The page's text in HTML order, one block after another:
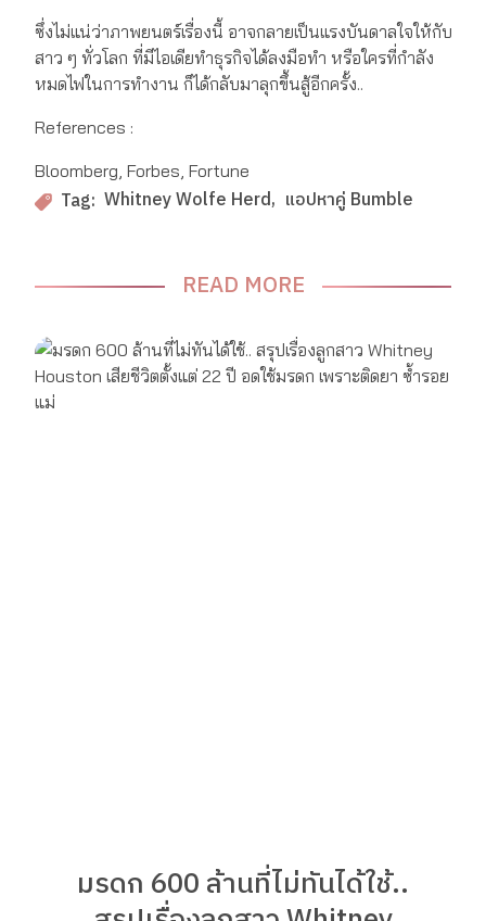
ซึ่งไม่แน่ว่าภาพยนตร์เรื่องนี้ อาจกลายเป็นแรงบันดาลใจให้กับ
สาว ๆ ทั่วโลก ที่มีไอเดียทำธุรกิจได้ลงมือทำ หรือใครที่กำลัง
หมดไฟในการทำงาน ก็ได้กลับมาลุกขึ้นสู้อีกครั้ง..
References :
Bloomberg, Forbes, Fortune
Tag: Whitney Wolfe Herd แอปหาคู่ Bumble
READ MORE
มรดก 600 ล้านที่ไม่ทันได้ใช้..